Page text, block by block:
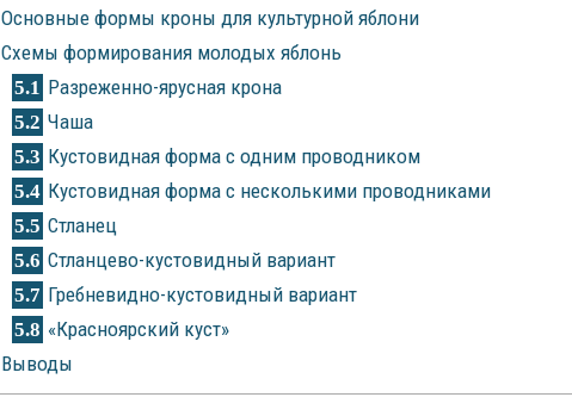
Основные формы кроны для культурной яблони
Схемы формирования молодых яблонь
5.1 Разреженно-ярусная крона
5.2 Чаша
5.3 Кустовидная форма с одним проводником
5.4 Кустовидная форма с несколькими проводниками
5.5 Стланец
5.6 Стланцево-кустовидный вариант
5.7 Гребневидно-кустовидный вариант
5.8 «Красноярский куст»
Выводы